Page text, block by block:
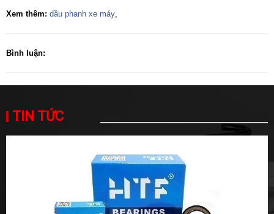
Xem thêm: dầu phanh xe máy
Bình luận:
TIN TỨC